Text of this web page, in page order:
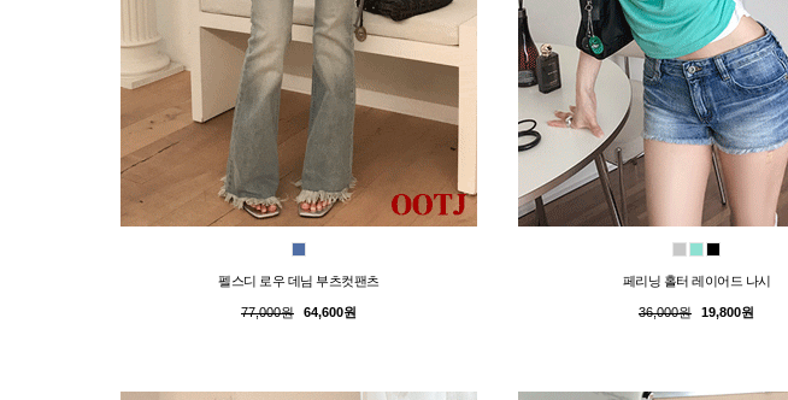
펠스디 로우 데님 부츠컷팬츠
77,000원 64,600원
페리닝 홀터 레이어드 나시
36,000원 19,800원